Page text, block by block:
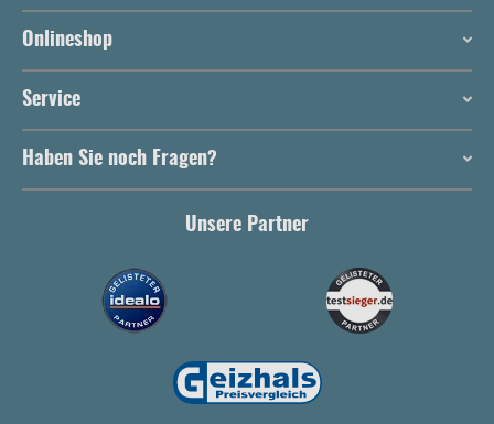
Onlineshop
Service
Haben Sie noch Fragen?
Unsere Partner